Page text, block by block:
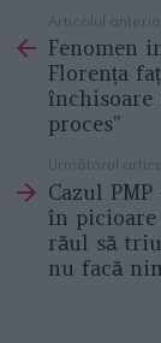
more
Articolul
Fenomen
Florența
închisoare
proces”
Următorul
Cazul
în picioare
răul să
nu facă